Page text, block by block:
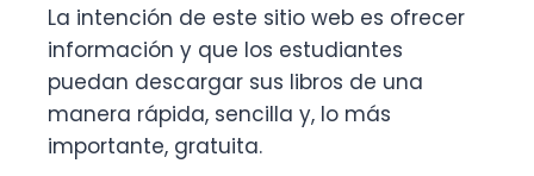
La intención de este sitio web es ofrecer
información y que los estudiantes
puedan descargar sus libros de una
manera rápida, sencilla y, lo más
importante, gratuita.